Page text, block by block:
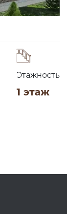
Этажность
1 этаж